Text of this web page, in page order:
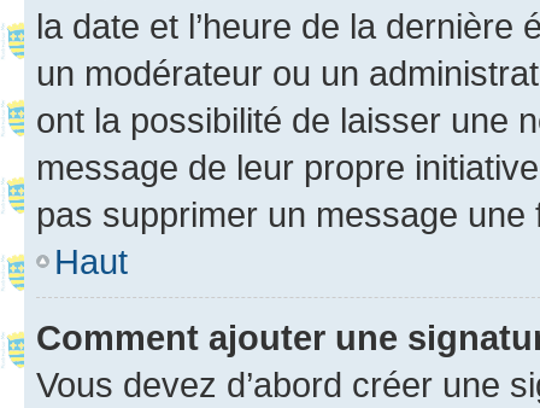
la date et l’heure de la dernière
un modérateur ou un
ont la possibilité de laisser une
message de leur propre
pas supprimer un message une
Haut
Comment ajouter une
Vous devez d’abord créer une